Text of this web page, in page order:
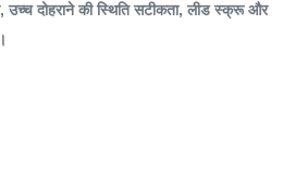
और चौड़ाई ग्राहकों के अनुरोध के रूप में बनाई जा
है।
उच्च दोहराने की स्थिति सटीकता, लीड स्क्रू और